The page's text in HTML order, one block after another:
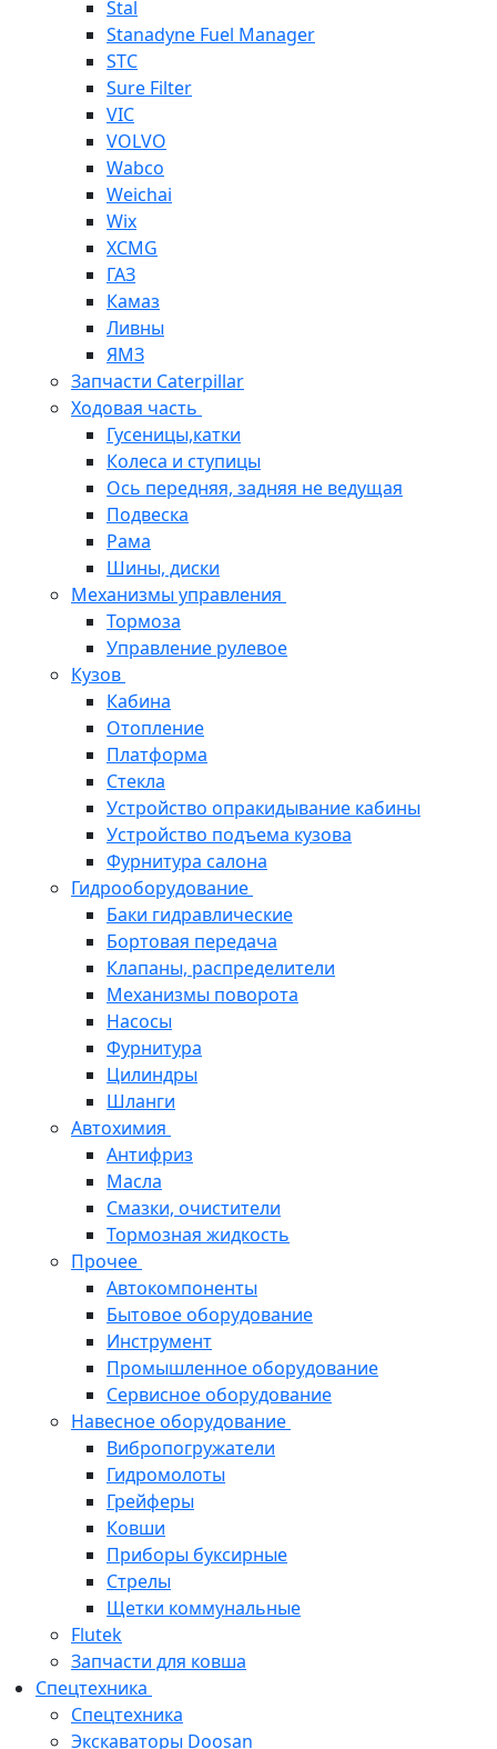
Stal
Stanadyne Fuel Manager
STC
Sure Filter
VIC
VOLVO
Wabco
Weichai
Wix
XCMG
ГАЗ
Камаз
Ливны
ЯМЗ
Запчасти Caterpillar
Ходовая часть
Гусеницы,катки
Колеса и ступицы
Ось передняя, задняя не ведущая
Подвеска
Рама
Шины, диски
Механизмы управления
Тормоза
Управление рулевое
Кузов
Кабина
Отопление
Платформа
Стекла
Устройство опракидывание кабины
Устройство подъема кузова
Фурнитура салона
Гидрооборудование
Баки гидравлические
Бортовая передача
Клапаны, распределители
Механизмы поворота
Насосы
Фурнитура
Цилиндры
Шланги
Автохимия
Антифриз
Масла
Смазки, очистители
Тормозная жидкость
Прочее
Автокомпоненты
Бытовое оборудование
Инструмент
Промышленное оборудование
Сервисное оборудование
Навесное оборудование
Вибропогружатели
Гидромолоты
Грейферы
Ковши
Приборы буксирные
Стрелы
Щетки коммунальные
Flutek
Запчасти для ковша
Спецтехника
Спецтехника
Экскаваторы Doosan